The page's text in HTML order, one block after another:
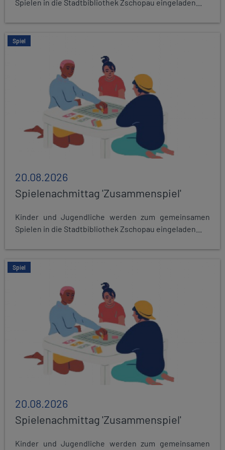
Spielen in die Stadtbibliothek Zschopau eingeladen...
Spiel
20.08.2026
Spielenachmittag 'Zusammenspiel'
Kinder und Jugendliche werden zum gemeinsamen
Spielen in die Stadtbibliothek Zschopau eingeladen...
Spiel
20.08.2026
Spielenachmittag 'Zusammenspiel'
Kinder und Jugendliche werden zum gemeinsamen